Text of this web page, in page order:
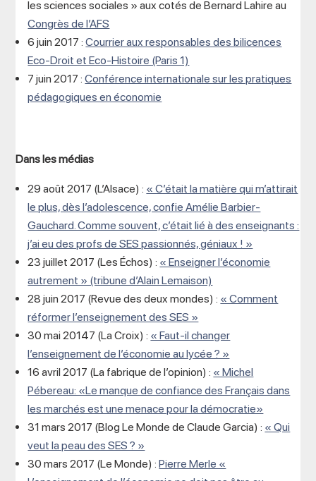
les sciences sociales » aux cotés de Bernard Lahire au
Congrès de l’AFS
6 juin 2017 :Courrier aux responsables des bilicences
Eco-Droit et Eco-Histoire (Paris 1)
7 juin 2017 :Conférence internationale sur les pratiques
pédagogiques en économie
Dans les médias
29 août 2017 (L’Alsace) : « C’était la matière qui m’attirait
le plus, dès l’adolescence, confie Amélie Barbier-
Gauchard. Comme souvent, c’était lié à des enseignants :
j’ai eu des profs de SES passionnés, géniaux ! »
23 juillet 2017 (Les Échos) : « Enseigner l’économie
autrement » (tribune d’Alain Lemaison)
28 juin 2017 (Revue des deux mondes) : « Comment
réformer l’enseignement des SES »
30 mai 20147 (La Croix) : « Faut-il changer
l’enseignement de l’économie au lycée ? »
16 avril 2017 (La fabrique de l’opinion) : « Michel
Pébereau: «Le manque de confiance des Français dans
les marchés est une menace pour la démocratie»
31 mars 2017 (Blog Le Monde de Claude Garcia) : « Qui
veut la peau des SES ? »
30 mars 2017 (Le Monde) :Pierre Merle «